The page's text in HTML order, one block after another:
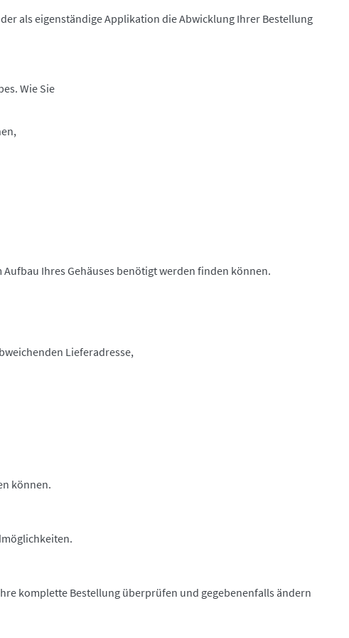
als eigenständige Applikation die Abwicklung Ihrer Bestellung
Wie Sie
Ihres Gehäuses benötigt werden finden können.
Lieferadresse,
können.
komplette Bestellung überprüfen und gegebenenfalls ändern